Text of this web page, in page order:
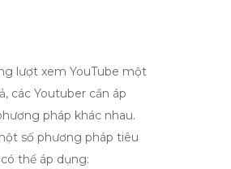
lượt xem YouTube một
các Youtuber cần áp
pháp khác nhau.
số phương pháp tiêu
thể áp dụng: